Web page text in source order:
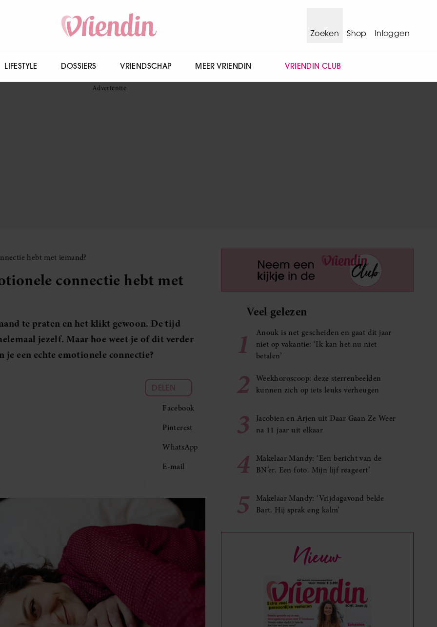
Zoeken
Shop Inloggen
LIFESTYLE DOSSIERS VRIENDSCHAP MEER VRIENDIN VRIENDIN CLUB
hebt met iemand?
connectie hebt met
te praten en het klikt gewoon. De tijd
jezelf. Maar hoe weet je of dit verder
je een echte emotionele connectie?
DELEN
Facebook
Pinterest
WhatsApp
E-mail
Veel gelezen
1
Anouk is net gescheiden en gaat dit jaar
niet op vakantie: ‘Ik kan het nu niet
betalen’
2
Weekhoroscoop: deze sterrenbeelden
kunnen zich op iets leuks verheugen
3
Jacobien en Arjen uit Daar Gaan Ze Weer
na 11 jaar uit elkaar
4
Makelaar Mandy: ‘Een bericht van de
BN’er. Een foto. Mijn lijf reageert’
5
Makelaar Mandy: ‘Vrijdagavond belde
Bart. Hij sprak eng kalm’
Nieuw